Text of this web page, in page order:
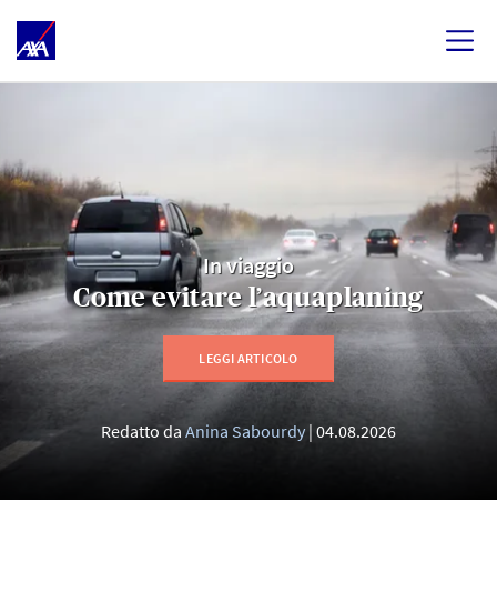
In viaggio
Come evitare l’aquaplaning
LEGGI ARTICOLO
Redatto daAnina Sabourdy 04.08.2026